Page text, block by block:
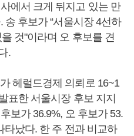
에서 크게 뒤지고 있는 만
후보가 “서울시장 4선하
을 것"이라며 오 후보를 견
.
헤럴드경제 의뢰로 16~1
표한 서울시장 후보 지지
보가 36.9%, 오 후보가 53.
타났다. 한 주 전과 비교하